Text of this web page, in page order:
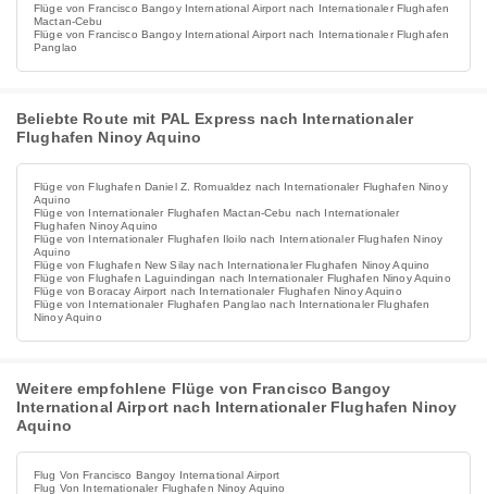
Flüge von Francisco Bangoy International Airport nach Internationaler Flughafen
Mactan-Cebu
Flüge von Francisco Bangoy International Airport nach Internationaler Flughafen
Panglao
Beliebte Route mit PAL Express nach Internationaler
Flughafen Ninoy Aquino
Flüge von Flughafen Daniel Z. Romualdez nach Internationaler Flughafen Ninoy
Aquino
Flüge von Internationaler Flughafen Mactan-Cebu nach Internationaler
Flughafen Ninoy Aquino
Flüge von Internationaler Flughafen Iloilo nach Internationaler Flughafen Ninoy
Aquino
Flüge von Flughafen New Silay nach Internationaler Flughafen Ninoy Aquino
Flüge von Flughafen Laguindingan nach Internationaler Flughafen Ninoy Aquino
Flüge von Boracay Airport nach Internationaler Flughafen Ninoy Aquino
Flüge von Internationaler Flughafen Panglao nach Internationaler Flughafen
Ninoy Aquino
Weitere empfohlene Flüge von Francisco Bangoy
International Airport nach Internationaler Flughafen Ninoy
Aquino
Flug Von Francisco Bangoy International Airport
Flug Von Internationaler Flughafen Ninoy Aquino